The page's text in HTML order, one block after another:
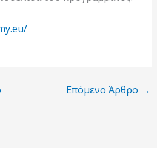
Επόμενο Άρθρο →